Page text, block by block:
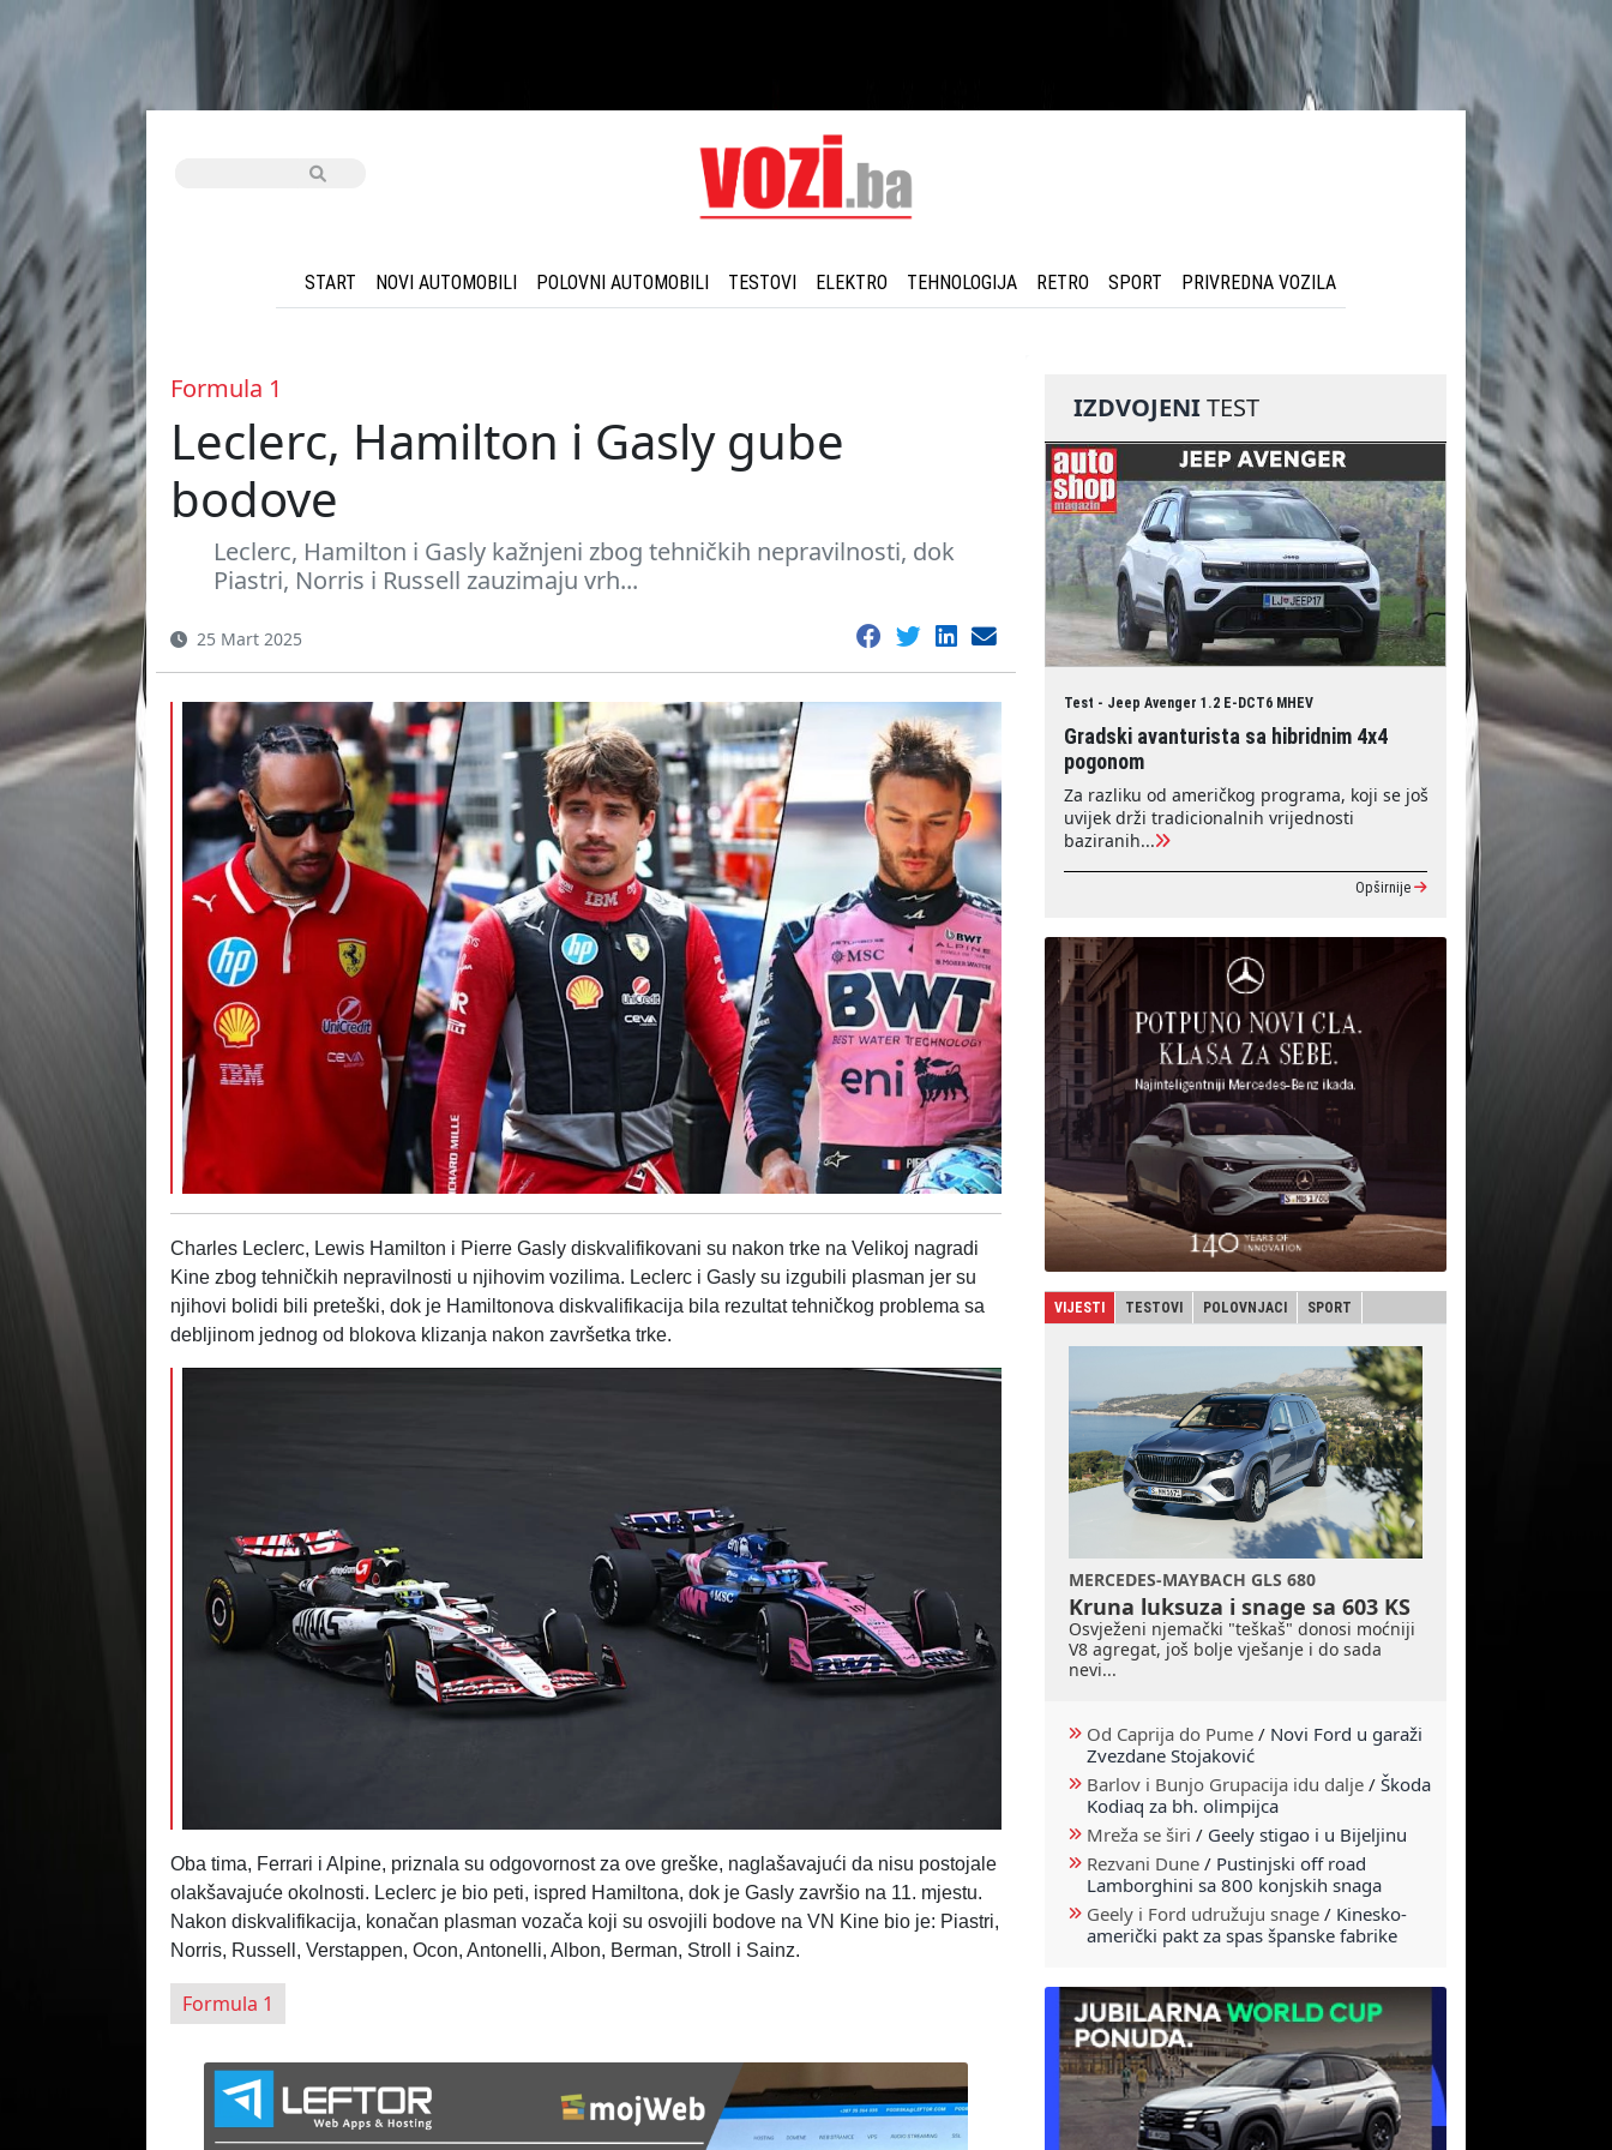
START NOVI AUTOMOBILI POLOVNI AUTOMOBILI TESTOVI ELEKTRO TEHNOLOGIJA RETRO SPORT PRIVREDNA VOZILA
Formula 1
Leclerc, Hamilton i Gasly gube
bodove
Leclerc, Hamilton i Gasly kažnjeni zbog tehničkih nepravilnosti, dok
Piastri, Norris i Russell zauzimaju vrh...
25 Mart 2025
Charles Leclerc, Lewis Hamilton i Pierre Gasly diskvalifikovani su nakon trke na Velikoj nagradi
Kine zbog tehničkih nepravilnosti u njihovim vozilima. Leclerc i Gasly su izgubili plasman jer su
njihovi bolidi bili preteški, dok je Hamiltonova diskvalifikacija bila rezultat tehničkog problema sa
debljinom jednog od blokova klizanja nakon završetka trke.
Oba tima, Ferrari i Alpine, priznala su odgovornost za ove greške, naglašavajući da nisu postojale
olakšavajuće okolnosti. Leclerc je bio peti, ispred Hamiltona, dok je Gasly završio na 11. mjestu.
Nakon diskvalifikacija, konačan plasman vozača koji su osvojili bodove na VN Kine bio je: Piastri,
Norris, Russell, Verstappen, Ocon, Antonelli, Albon, Berman, Stroll i Sainz.
Formula 1
IZDVOJENITEST
Test - Jeep Avenger 1.2 E-DCT6 MHEV
Gradski avanturista sa hibridnim 4x4
pogonom
Za razliku od američkog programa, koji se još
uvijek drži tradicionalnih vrijednosti
baziranih...
Opširnije
VIJESTI TESTOVI POLOVNJACI SPORT
MERCEDES-MAYBACH GLS 680
Kruna luksuza i snage sa 603 KS
Osvježeni njemački "teškaš" donosi moćniji
V8 agregat, još bolje vješanje i do sada
nevi...
Od Caprija do Pume / Novi Ford u garaži
Zvezdane Stojaković
Barlov i Bunjo Grupacija idu dalje /Škoda
Kodiaq za bh. olimpijca
Mreža se širi / Geely stigao i u Bijeljinu
Rezvani Dune / Pustinjski off road
Lamborghini sa 800 konjskih snaga
Geely i Ford udružuju snage / Kinesko-
američki pakt za spas španske fabrike